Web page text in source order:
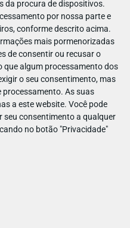
da procura de dispositivos.
por nossa parte e
conforme descrito acima.
mais pormenorizadas
de consentir ou recusar o
que algum processamento dos
o seu consentimento, mas
processamento. As suas
a este website. Você pode
seu consentimento a qualquer
no botão "Privacidade"